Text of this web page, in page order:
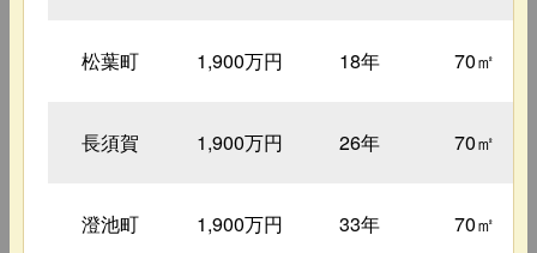
松葉町 1,900万円 18年 70㎡
長須賀 1,900万円 26年 70㎡
澄池町 1,900万円 33年 70㎡